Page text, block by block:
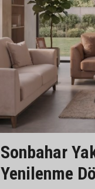
Sonbahar
Yenilenme